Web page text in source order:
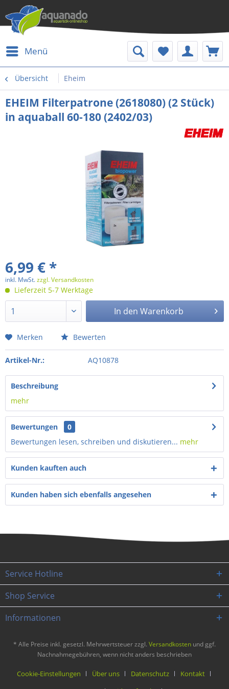
Menü
Übersicht Eheim
EHEIM Filterpatrone (2618080) (2 Stück)
in aquaball 60-180 (2402/03)
6,99 € *
inkl. MwSt.zzgl. Versandkosten
Lieferzeit 5-7 Werktage
In den Warenkorb
Merken Bewerten
Artikel-Nr.: AQ10878
Beschreibung
mehr
Bewertungen
0
Bewertungen lesen, schreiben und diskutieren... mehr
Kunden kauften auch
Kunden haben sich ebenfalls angesehen
Service Hotline
Shop Service
Informationen
* Alle Preise inkl. gesetzl. Mehrwertsteuer zzgl. Versandkosten und ggf.
Nachnahmegebühren, wenn nicht anders beschrieben
Cookie-Einstellungen Über uns Datenschutz
Kontakt